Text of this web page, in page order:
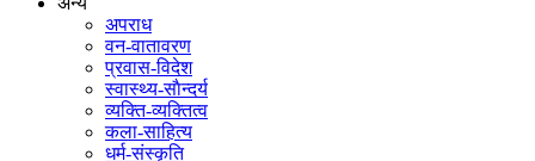
अपराध
वन-वातावरण
प्रवास-विदेश
स्वास्थ्य-साैन्दर्य
व्यक्ति-व्यक्तित्व
कला-साहित्य
धर्म-संस्कृति